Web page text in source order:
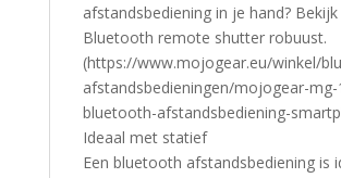
afstandsbediening in je hand?
Bluetooth remote shutter robuust.
(https://www.mojogear.eu/winkel/
afstandsbedieningen/mojogear-mg-
bluetooth-afstandsbediening-
Ideaal met statief
Een bluetooth afstandsbediening is